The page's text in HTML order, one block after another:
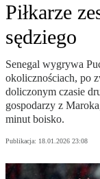
Piłkarze
sędziego
Senegal wygrywa
okolicznościach, po
doliczonym czasie
gospodarzy z
minut boisko.
Publikacja: 18.01.2026 23:08